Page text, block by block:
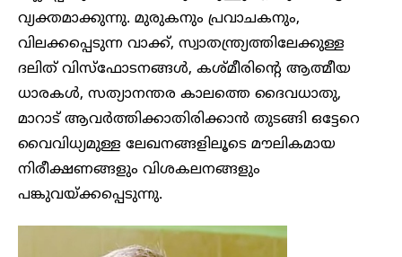
വ്യക്തമാക്കുന്നു. മുരുകനും പ്രവാചകനും,
വിലക്കപ്പെടുന്ന വാക്ക്, സ്വാതന്ത്ര്യത്തിലേക്കുള്ള
ദലിത് വിസ്ഫോടനങ്ങൾ, കശ്മീരിന്റെ ആത്മീയ
ധാരകൾ, സത്യാനന്തര കാലത്തെ ദൈവധാതു,
മാറാട് ആവർത്തിക്കാതിരിക്കാൻ തുടങ്ങി ഒട്ടേറെ
വൈവിധ്യമുള്ള ലേഖനങ്ങളിലൂടെ മൗലികമായ
നിരീക്ഷണങ്ങളും വിശകലനങ്ങളും
പങ്കുവയ്ക്കപ്പെടുന്നു.